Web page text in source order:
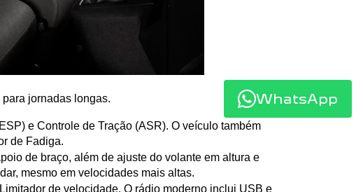
jornadas longas.
e Controle de Tração (ASR). O veículo também
de Fadiga.
de braço, além de ajuste do volante em altura e
mesmo em velocidades mais altas.
de velocidade. O rádio moderno inclui USB e
WhatsApp